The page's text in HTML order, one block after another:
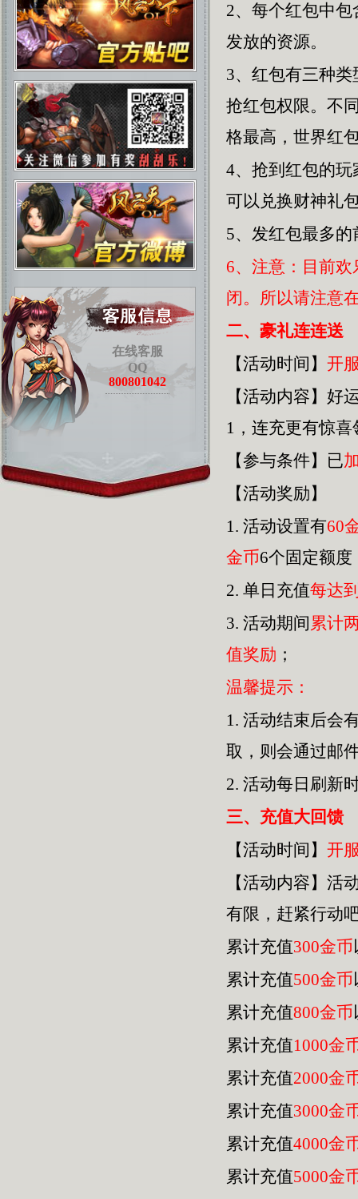
在线客服
QQ
800801042
2、每个红包中
发放的资源。
3、红包有三种
抢红包权限。不
格最高，世界红
4、抢到红包的
可以兑换财神礼
5、发红包最多
6、注意：目前
闭。所以请注意
二、豪礼连连送
【活动时间】 开
【活动内容】好
1，连充更有惊
【参与条件】已
【活动奖励】
1. 活动设置有60
金币6个固定额度
2. 单日充值每达
3. 活动期间累计
值奖励 ；
温馨提示：
1. 活动结束后会
取，则会通过邮
2. 活动每日刷新
三、充值大回馈
【活动时间】 开
【活动内容】活
有限，赶紧行动
累计充值300金币
累计充值500金币
累计充值800金币
累计充值1000金
累计充值2000金
累计充值3000金
累计充值4000金
累计充值5000金